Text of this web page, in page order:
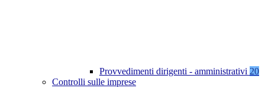
Provvedimenti dirigenti - amministrativi 20
Controlli sulle imprese